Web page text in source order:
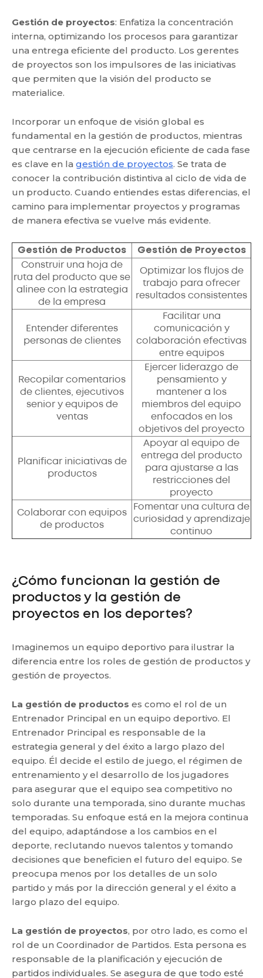
Gestión de proyectos: Enfatiza la concentración
interna, optimizando los procesos para garantizar
una entrega eficiente del producto. Los gerentes
de proyectos son los impulsores de las iniciativas
que permiten que la visión del producto se
materialice.
Incorporar un enfoque de visión global es
fundamental en la gestión de productos, mientras
que centrarse en la ejecución eficiente de cada fase
es clave en la gestión de proyectos. Se trata de
conocer la contribución distintiva al ciclo de vida de
un producto. Cuando entiendes estas diferencias, el
camino para implementar proyectos y programas
de manera efectiva se vuelve más evidente.
Gestión de Productos
Gestión de Proyectos
Construir una hoja de
ruta del producto que se
alinee con la estrategia
de la empresa
Optimizar los flujos de
trabajo para ofrecer
resultados consistentes
Entender diferentes
personas de clientes
Facilitar una
comunicación y
colaboración efectivas
entre equipos
Recopilar comentarios
de clientes, ejecutivos
senior y equipos de
ventas
Ejercer liderazgo de
pensamiento y
mantener a los
miembros del equipo
enfocados en los
objetivos del proyecto
Planificar iniciativas de
productos
Apoyar al equipo de
entrega del producto
para ajustarse a las
restricciones del
proyecto
Colaborar con equipos
de productos
Fomentar una cultura de
curiosidad y aprendizaje
continuo
¿Cómo funcionan la gestión de
productos y la gestión de
proyectos en los deportes?
Imaginemos un equipo deportivo para ilustrar la
diferencia entre los roles de gestión de productos y
gestión de proyectos.
La gestión de productos es como el rol de un
Entrenador Principal en un equipo deportivo. El
Entrenador Principal es responsable de la
estrategia general y del éxito a largo plazo del
equipo. Él decide el estilo de juego, el régimen de
entrenamiento y el desarrollo de los jugadores
para asegurar que el equipo sea competitivo no
solo durante una temporada, sino durante muchas
temporadas. Su enfoque está en la mejora continua
del equipo, adaptándose a los cambios en el
deporte, reclutando nuevos talentos y tomando
decisiones que beneficien el futuro del equipo. Se
preocupa menos por los detalles de un solo
partido y más por la dirección general y el éxito a
largo plazo del equipo.
La gestión de proyectos, por otro lado, es como el
rol de un Coordinador de Partidos. Esta persona es
responsable de la planificación y ejecución de
partidos individuales. Se asegura de que todo esté